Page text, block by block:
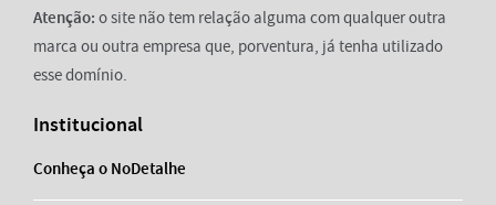
Atenção: o site não tem relação alguma com qualquer outra
marca ou outra empresa que, porventura, já tenha utilizado
esse domínio.
Institucional
Conheça o NoDetalhe